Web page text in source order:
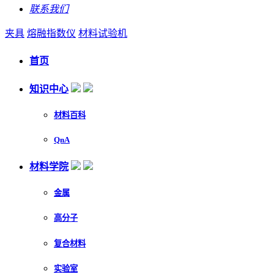
联系我们
夹具 熔融指数仪 材料试验机
首页
知识中心
材料百科
QnA
材料学院
金属
高分子
复合材料
实验室